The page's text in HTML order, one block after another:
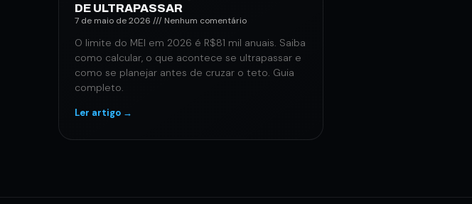
DE ULTRAPASSAR
7 de maio de 2026 Nenhum comentário
O limite do MEI em 2026 é R$81 mil anuais. Saiba
como calcular, o que acontece se ultrapassar e
como se planejar antes de cruzar o teto. Guia
completo.